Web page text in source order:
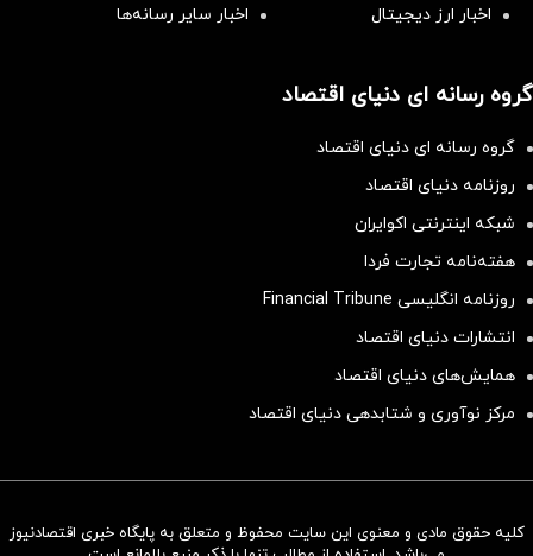
اخبار ارز دیجیتال
اخبار سایر رسانه‌‌ها
گروه رسانه ای دنیای اقتصاد
گروه رسانه ای دنیای اقتصاد
روزنامه دنیای اقتصاد
شبکه اینترنتی اکوایران
هفته‌نامه تجارت فردا
روزنامه انگلیسی Financial Tribune
انتشارات دنیای اقتصاد
همایش‌های دنیای اقتصاد
مرکز نوآوری و شتابدهی دنیای اقتصاد
کلیه حقوق مادی و معنوی این سایت محفوظ و متعلق به پایگاه خبری اقتصادنیوز